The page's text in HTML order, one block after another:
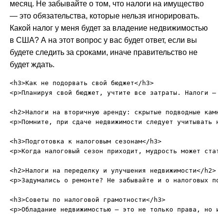
месяц. Не забывайте о том, что налоги на имущество
— это обязательства, которые нельзя игнорировать.
Какой налог у меня будет за владение недвижимостью
в США? А на этот вопрос у вас будет ответ, если вы
будете следить за сроками, иначе правительство не
будет ждать.
<h3>Как не подорвать свой бюджет</h3>
<p>Планируя свой бюджет, учтите все затраты. Налоги
<h2>Налоги на вторичную аренду: скрытые подводные
<p>Помните, при сдаче недвижимости следует
<h3>Подготовка к налоговым сезонам</h3>
<p>Когда налоговый сезон приходит, мудрость может
<h2>Налоги на переделку и улучшения недвижимости</h2>
<p>Задумались о ремонте? Не забывайте и о
<h3>Советы по налоговой грамотности</h3>
<p>Обладание недвижимостью — это не только права,